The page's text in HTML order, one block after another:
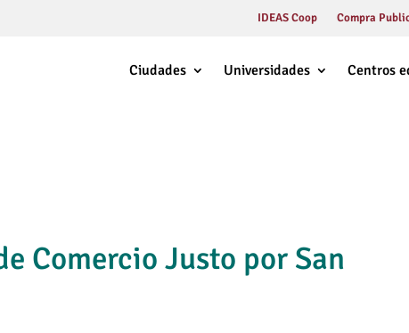
IDEAS Coop Compra
Ciudades Universidades Centros
Comercio Justo por San